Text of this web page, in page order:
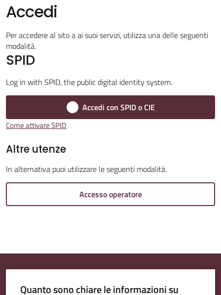
Vivere
Bentivoglio
Menu selezionato
Amministrazione
Trasparente
A
b
o
r
Accedi
Per accedere al sito a ai suoi servizi, utilizza una delle seguenti
modalità.
SPID
Log in with SPID, the public digital identity system.
Accedi con SPID o CIE
Come attivare SPID
Altre utenze
In alternativa puoi utilizzare le seguenti modalità.
Accesso operatore
Quanto sono chiare le informazioni su